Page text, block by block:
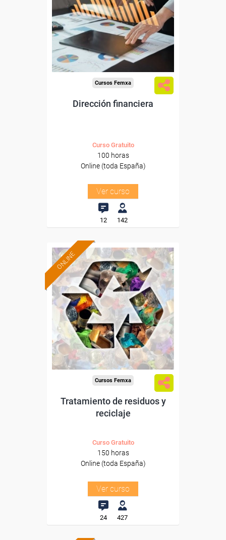
Para desempleados,
trabajadores y autónomos.
Sector
-Finanzas y Seguros.
Cursos Femxa
Dirección financiera
Curso Gratuito
100 horas
Online (toda España)
Ver curso
12 142
ONLINE
Formación 100%
subvencionada.
Para desempleados,
trabajadores y autónomos.
Sector
-Mediambiente.
Cursos Femxa
Tratamiento de residuos y
reciclaje
Curso Gratuito
150 horas
Online (toda España)
Ver curso
24 427